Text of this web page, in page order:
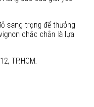
sang trọng để thưởng
chắc chắn là lựa
TP.HCM.